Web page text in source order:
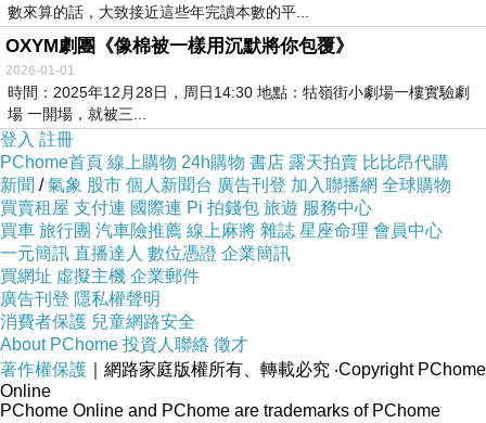
數來算的話，大致接近這些年完讀本數的平...
OXYM劇團《像棉被一樣用沉默將你包覆》
2026-01-01
時間：2025年12月28日，周日14:30 地點：牯嶺街小劇場一樓實驗劇
場 一開場，就被三...
登入 註冊
PChome首頁 線上購物 24h購物 書店 露天拍賣 比比昂代購
新聞 /氣象 股市 個人新聞台 廣告刊登 加入聯播網 全球購物
買賣租屋 支付連 國際連 Pi 拍錢包 旅遊 服務中心
買車 旅行團 汽車險推薦 線上麻將 雜誌 星座命理 會員中心
一元簡訊 直播達人 數位憑證 企業簡訊
買網址 虛擬主機 企業郵件
廣告刊登 隱私權聲明
消費者保護 兒童網路安全
About PChome 投資人聯絡 徵才
著作權保護 ｜網路家庭版權所有、轉載必究 ‧Copyright PChome
Online
PChome Online and PChome are trademarks of PChome